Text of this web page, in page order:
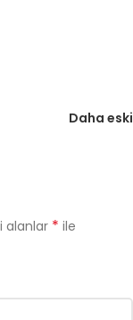
Daha eski
alanlar * ile